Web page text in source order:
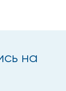
на